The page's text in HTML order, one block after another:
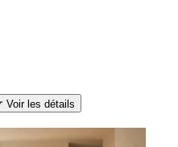
Voir les détails